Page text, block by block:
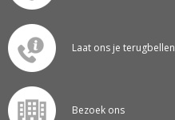
Laat ons je terugbellen
Bezoek ons